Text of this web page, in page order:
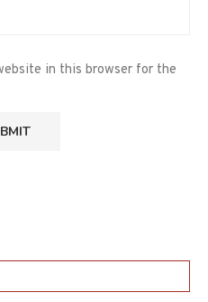
in this browser for the